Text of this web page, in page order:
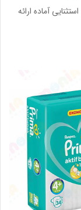
آماده ارائه